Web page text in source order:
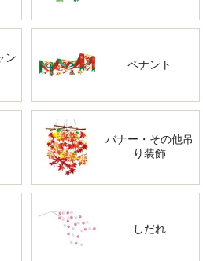
ン
ペナント
バナー・その他吊
り装飾
しだれ